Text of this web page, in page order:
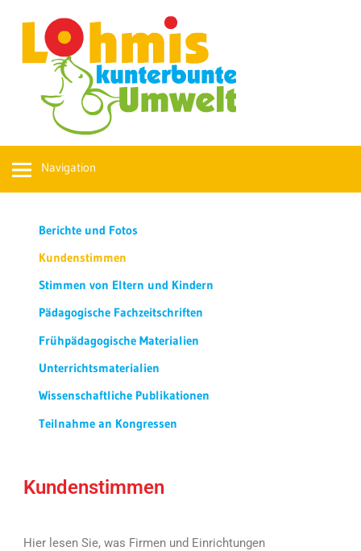
Navigation
Berichte und Fotos
Kundenstimmen
Stimmen von Eltern und Kindern
Pädagogische Fachzeitschriften
Frühpädagogische Materialien
Unterrichtsmaterialien
Wissenschaftliche Publikationen
Teilnahme an Kongressen
Kundenstimmen
Hier lesen Sie, was Firmen und Einrichtungen